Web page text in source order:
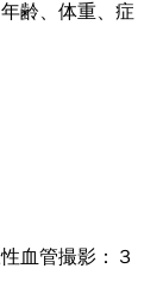
齢、体重、症
血管撮影：３